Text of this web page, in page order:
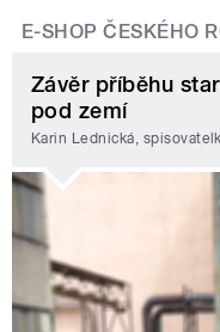
E-SHOP ČESKÉHO
Závěr příběhu
pod zemí
Karin Lednická,